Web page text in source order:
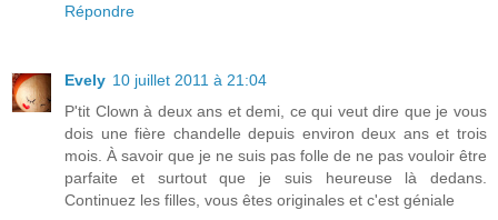
Répondre
Evely 10 juillet 2011 à 21:04
P'tit Clown à deux ans et demi, ce qui veut dire que je vous
dois une fière chandelle depuis environ deux ans et trois
mois. À savoir que je ne suis pas folle de ne pas vouloir être
parfaite et surtout que je suis heureuse là dedans.
Continuez les filles, vous êtes originales et c'est géniale